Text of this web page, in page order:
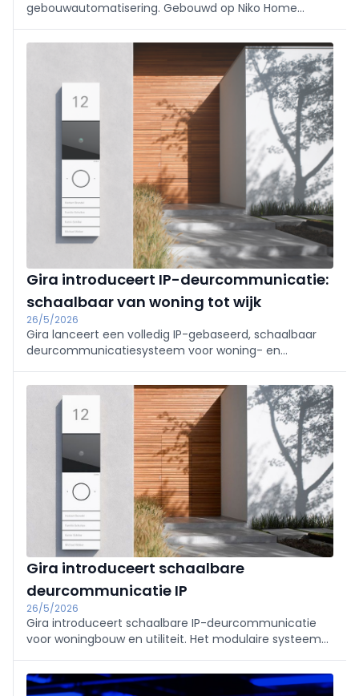
gebouwautomatisering. Gebouwd op Niko Home
van 50 m² tot 5.000 m². Meer mogelijkheden, meer
ondersteuning en nieuwe kansen voor installateurs.
Gira introduceert IP-deurcommunicatie:
schaalbaar van woning tot wijk
26/5/2026
Gira lanceert een volledig IP-gebaseerd, schaalbaar
deurcommunicatiesysteem voor woning- en
design (Full‑HD camera, binnenstations Video IP of G1,
DCS‑app), snel te configureren via GPA, server- en
licentievrij, CRA‑ready, per direct leverbaar.
Gira introduceert schaalbare
deurcommunicatie IP
26/5/2026
Gira introduceert schaalbare IP-deurcommunicatie
voor woningbouw en utiliteit. Het modulaire systeem
mobiele toegang met eenvoudige projectering en
beheer voor projecten tot 1.000 units.